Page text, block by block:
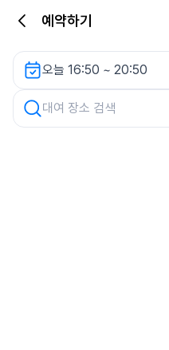
예약하기
오늘 16:50 ~ 20:50
차량 검색